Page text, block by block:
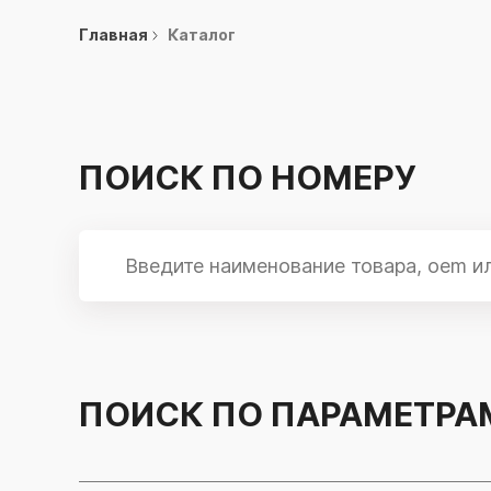
Главная Каталог
ПОИСК ПО НОМЕРУ
ПОИСК ПО